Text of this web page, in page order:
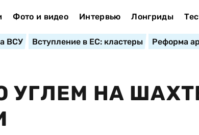
Фото и видео Интервью Лонгриды
ВСУ Вступление в ЕС: кластеры Реформа
УГЛЕМ НА